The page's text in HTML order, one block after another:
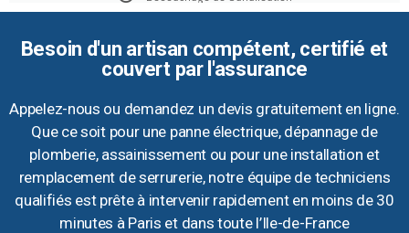
Besoin d'un artisan compétent, certifié et
couvert par l'assurance
Appelez-nous ou demandez un devis gratuitement en ligne.
Que ce soit pour une panne électrique, dépannage de
plomberie, assainissement ou pour une installation et
remplacement de serrurerie, notre équipe de techniciens
qualifiés est prête à intervenir rapidement en moins de 30
minutes à Paris et dans toute l’Ile-de-France